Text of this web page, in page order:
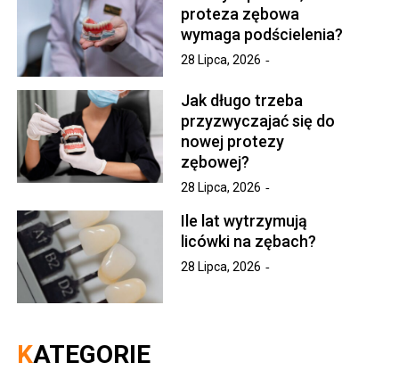
proteza zębowa
wymaga podścielenia?
28 Lipca, 2026
Jak długo trzeba
przyzwyczajać się do
nowej protezy
zębowej?
28 Lipca, 2026
Ile lat wytrzymują
licówki na zębach?
28 Lipca, 2026
KATEGORIE